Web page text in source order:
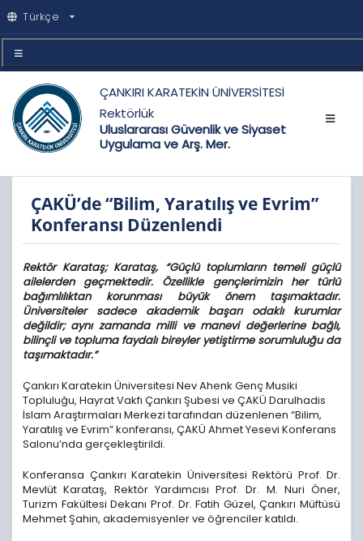
Türkçe
ÇANKIRI KARATEKİN ÜNİVERSİTESİ
Rektörlük
Uluslararası Güvenlik ve Siyaset
Uygulama ve Arş. Mer.
ÇAKÜ’de “Bilim, Yaratılış ve Evrim”
Konferansı Düzenlendi
Rektör Karataş; Karataş, “Güçlü toplumların temeli güçlü
ailelerden geçmektedir. Özellikle gençlerimizin her türlü
bağımlılıktan korunması büyük önem taşımaktadır.
Üniversiteler sadece akademik başarı odaklı kurumlar
değildir; aynı zamanda milli ve manevi değerlerine bağlı,
bilinçli ve topluma faydalı bireyler yetiştirme sorumluluğu da
taşımaktadır.”
Çankırı Karatekin Üniversitesi Nev Ahenk Genç Musiki
Topluluğu, Hayrat Vakfı Çankırı Şubesi ve ÇAKÜ Darulhadis
İslam Araştırmaları Merkezi tarafından düzenlenen “Bilim,
Yaratılış ve Evrim” konferansı, ÇAKÜ Ahmet Yesevi Konferans
Salonu’nda gerçekleştirildi.
Konferansa Çankırı Karatekin Üniversitesi Rektörü Prof. Dr.
Mevlüt Karataş, Rektör Yardımcısı Prof. Dr. M. Nuri Öner,
Turizm Fakültesi Dekanı Prof. Dr. Fatih Güzel, Çankırı Müftüsü
Mehmet Şahin, akademisyenler ve öğrenciler katıldı.